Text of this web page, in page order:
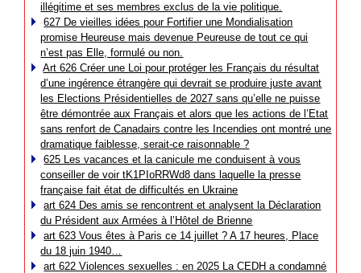
illégitime et ses membres exclus de la vie politique.
627 De vieilles idées pour Fortifier une Mondialisation
promise Heureuse mais devenue Peureuse de tout ce qui
n’est pas Elle, formulé ou non.
Art 626 Créer une Loi pour protéger les Français du résultat
d’une ingérence étrangère qui devrait se produire juste avant
les Elections Présidentielles de 2027 sans qu’elle ne puisse
être démontrée aux Français et alors que les actions de l’Etat
sans renfort de Canadairs contre les Incendies ont montré une
dramatique faiblesse, serait-ce raisonnable ?
625 Les vacances et la canicule me conduisent à vous
conseiller de voir tK1PIoRRWd8 dans laquelle la presse
française fait état de difficultés en Ukraine
art 624 Des amis se rencontrent et analysent la Déclaration
du Président aux Armées à l’Hôtel de Brienne
art 623 Vous êtes à Paris ce 14 juillet ? A 17 heures, Place
du 18 juin 1940…
art 622 Violences sexuelles : en 2025 La CEDH a condamné